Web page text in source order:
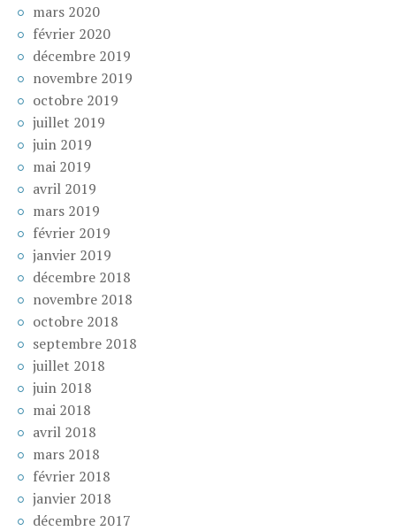
mars 2020
février 2020
décembre 2019
novembre 2019
octobre 2019
juillet 2019
juin 2019
mai 2019
avril 2019
mars 2019
février 2019
janvier 2019
décembre 2018
novembre 2018
octobre 2018
septembre 2018
juillet 2018
juin 2018
mai 2018
avril 2018
mars 2018
février 2018
janvier 2018
décembre 2017